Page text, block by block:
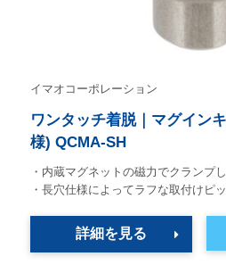
イマオコーポレーション
ワンタッチ着脱｜マグイン
様) QCMA-SH
・内蔵マグネットの磁力でクランプ
・長穴仕様によってラフな取付けピ
詳細を見る